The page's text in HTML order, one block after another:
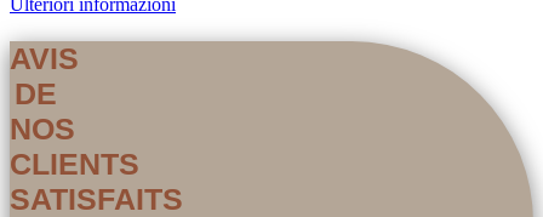
AVIS
DE
NOS
CLIENTS
SATISFAITS